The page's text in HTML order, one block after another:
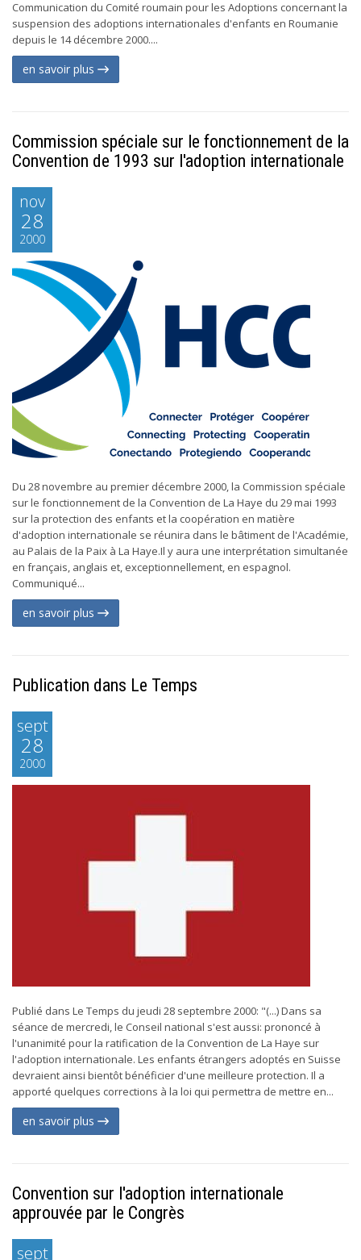
Communication du Comité roumain pour les Adoptions concernant la
suspension des adoptions internationales d'enfants en Roumanie
depuis le 14 décembre 2000....
en savoir plus
Commission spéciale sur le fonctionnement de la
Convention de 1993 sur l'adoption internationale
nov
28
2000
Du 28 novembre au premier décembre 2000, la Commission spéciale
sur le fonctionnement de la Convention de La Haye du 29 mai 1993
sur la protection des enfants et la coopération en matière
d'adoption internationale se réunira dans le bâtiment de l'Académie,
au Palais de la Paix à La Haye.Il y aura une interprétation simultanée
en français, anglais et, exceptionnellement, en espagnol.
Communiqué...
en savoir plus
Publication dans Le Temps
sept
28
2000
Publié dans Le Temps du jeudi 28 septembre 2000: "(...) Dans sa
séance de mercredi, le Conseil national s'est aussi: prononcé à
l'unanimité pour la ratification de la Convention de La Haye sur
l'adoption internationale. Les enfants étrangers adoptés en Suisse
devraient ainsi bientôt bénéficier d'une meilleure protection. Il a
apporté quelques corrections à la loi qui permettra de mettre en...
en savoir plus
Convention sur l'adoption internationale
approuvée par le Congrès
sept